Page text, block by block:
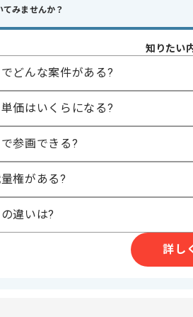
上記に似た経験やスキルをお持ちであれば申
商談回数
1回
募集人数
1人
作業開始日
レバテックでの実績がある企業の案件で
上流の経験を活かすことができます。
複数案件を保有している企業ですので、
ご経験と実績に応じてスライド案件の
てみませんか？
知りたい
どんな案件がある?
価はいくらになる?
参画できる?
権がある?
違いは?
詳し